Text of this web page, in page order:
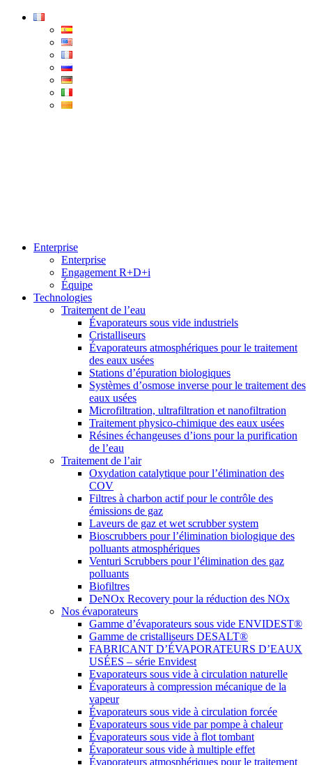
Condorchem
Enterprise
Enterprise
Engagement R+D+i
Équipe
Technologies
Traitement de l’eau
Évaporateurs sous vide industriels
Cristalliseurs
Évaporateurs atmosphériques pour le traitement
des eaux usées
Stations d’épuration biologiques
Systèmes d’osmose inverse pour le traitement des
eaux usées
Microfiltration, ultrafiltration et nanofiltration
Traitement physico-chimique des eaux usées
Résines échangeuses d’ions pour la purification
de l’eau
Traitement de l’air
Oxydation catalytique pour l’élimination des
COV
Filtres à charbon actif pour le contrôle des
émissions de gaz
Laveurs de gaz et wet scrubber system
Bioscrubbers pour l’élimination biologique des
polluants atmosphériques
Venturi Scrubbers pour l’élimination des gaz
polluants
Biofiltres
DeNOx Recovery pour la réduction des NOx
Nos évaporateurs
Gamme d’évaporateurs sous vide ENVIDEST®
Gamme de cristalliseurs DESALT®
FABRICANT D’ÉVAPORATEURS D’EAUX
USÉES – série Envidest
Evaporateurs sous vide à circulation naturelle
Évaporateurs à compression mécanique de la
vapeur
Évaporateurs sous vide à circulation forcée
Évaporateurs sous vide par pompe à chaleur
Évaporateurs sous vide à flot tombant
Évaporateur sous vide à multiple effet
Évaporateurs atmosphériques pour le traitement